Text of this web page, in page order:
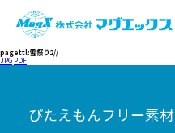
pagettl:雪祭り2//
JPG PDF
ぴたえもんフリー素材